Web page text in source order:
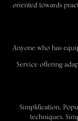
oriented towards
Anyone who has
Service offering
Simplification.
techniques.